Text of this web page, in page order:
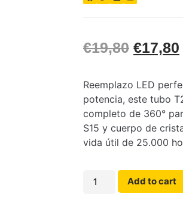
€19,80 €17,80
Reemplazo LED
potencia, este tubo
completo de 360°
S15 y cuerpo de
vida útil de 25.000
Add to cart